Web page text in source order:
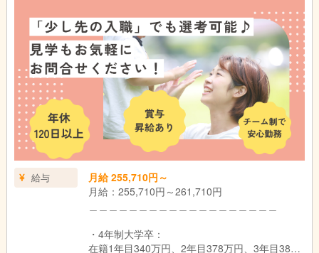
・役職手当：10,500円～31,000円（主任・副主
任、フロアリーダー）
・通勤手当：公共交通機関利用:定期代 自家用
車:上限16,500円
・こども手当：1.2人目は毎月7,500円。3人目以
降は毎月15,000円（支給条件あり）
・家賃手当(借上げ社宅制度適用対象外の場合)上
限20,000円
＿＿＿＿＿＿＿＿＿＿＿＿＿＿＿＿＿＿＿
昇給：年1回 （法人内規程による）
賞与：年2回（基本給3ヵ月分） ※初年度は1.5
ヵ月✨令和6年度は夏に業績連動賞与 一律14万
円、年度末に年度末賞与1.0か月分支給実績あり
給与
月給 255,710円～
月給：255,710円～261,710円
・4年制大学卒：
在籍1年目340万円、2年目378万円、3年目382